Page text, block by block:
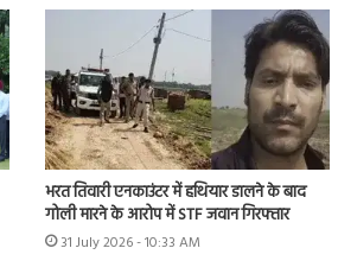
भरत तिवारी एनकाउंटर में हथियार डालने के बाद
गोली मारने के आरोप में STF जवान गिरफ्तार
31 July 2026 - 10:33 AM